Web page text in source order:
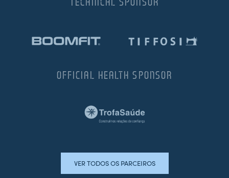
OFFICIAL HEALTH SPONSOR
VER TODOS OS PARCEIROS